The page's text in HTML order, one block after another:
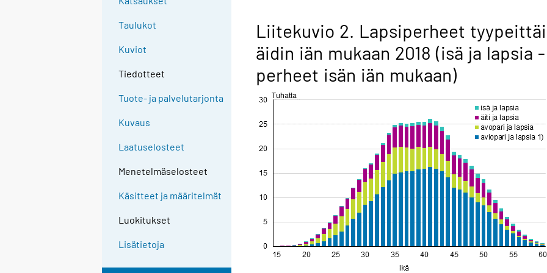
Taulukot
Kuviot
Tiedotteet
Tuote- ja palvelutarjonta
Kuvaus
Laatuselosteet
Menetelmäselosteet
Käsitteet ja määritelmät
Luokitukset
Lisätietoja
Liitekuvio 2. Lapsiperheet
äidin iän mukaan 2018 (isä ja lapsia -
perheet isän iän mukaan)